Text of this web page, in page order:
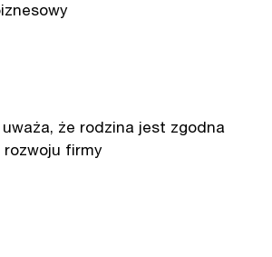
że rodzina jest zgodna
firmy